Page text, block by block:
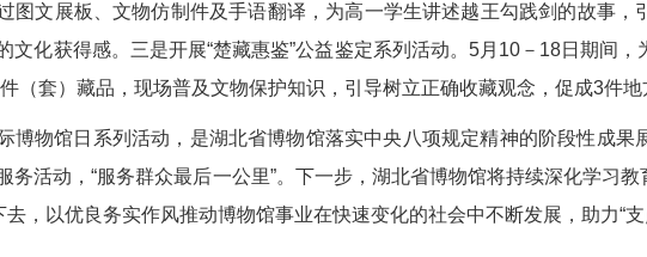
图文展板、文物仿制件及手语翻译，为高一学生讲述越王勾践剑的故事，
文化获得感。三是开展“楚藏惠鉴”公益鉴定系列活动。5月10－18日期间
（套）藏品，现场普及文物保护知识，引导树立正确收藏观念，促成3件
博物馆日系列活动，是湖北省博物馆落实中央八项规定精神的阶段性成果
务活动，“服务群众最后一公里”。下一步，湖北省博物馆将持续深化学习
去，以优良务实作风推动博物馆事业在快速变化的社会中不断发展，助力“支